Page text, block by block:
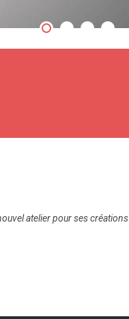
atelier pour ses